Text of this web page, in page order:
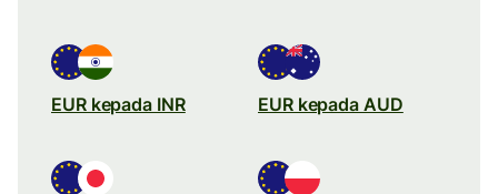
EUR kepada INR EUR kepada AUD